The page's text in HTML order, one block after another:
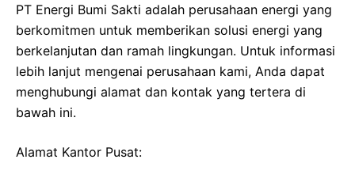
PT Energi Bumi Sakti adalah perusahaan energi yang
berkomitmen untuk memberikan solusi energi yang
berkelanjutan dan ramah lingkungan. Untuk informasi
lebih lanjut mengenai perusahaan kami, Anda dapat
menghubungi alamat dan kontak yang tertera di
bawah ini.
Alamat Kantor Pusat: